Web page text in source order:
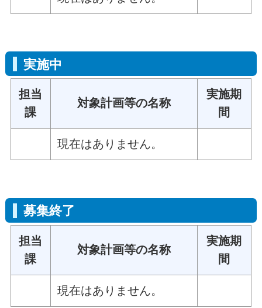
実施中
担当
課
対象計画等の名称
実施期
間
現在はありません。
募集終了
担当
課
対象計画等の名称
実施期
間
現在はありません。